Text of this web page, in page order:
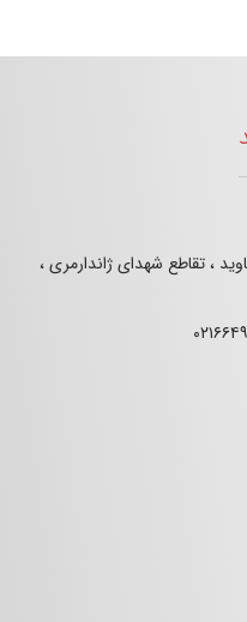
، تقاطع شهدای ژاندارمری ،